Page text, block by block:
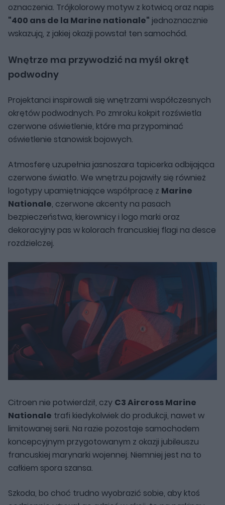
oznaczenia. Trójkolorowy motyw z kotwicą oraz napis
"400 ans de la Marine nationale" jednoznacznie
wskazują, z jakiej okazji powstał ten samochód.
Wnętrze ma przywodzić na myśl okręt
podwodny
Projektanci inspirowali się wnętrzami współczesnych
okrętów podwodnych. Po zmroku kokpit rozświetla
czerwone oświetlenie, które ma przypominać
oświetlenie stanowisk bojowych.
Atmosferę uzupełnia jasnoszara tapicerka odbijająca
czerwone światło. We wnętrzu pojawiły się również
logotypy upamiętniające współpracę z Marine
Nationale, czerwone akcenty na pasach
bezpieczeństwa, kierownicy i logo marki oraz
dekoracyjny pas w kolorach francuskiej flagi na desce
rozdzielczej.
Citroen nie potwierdził, czy C3 Aircross Marine
Nationale trafi kiedykolwiek do produkcji, nawet w
limitowanej serii. Na razie pozostaje samochodem
koncepcyjnym przygotowanym z okazji jubileuszu
francuskiej marynarki wojennej. Niemniej jest na to
całkiem spora szansa.
Szkoda, bo choć trudno wyobrazić sobie, aby ktoś